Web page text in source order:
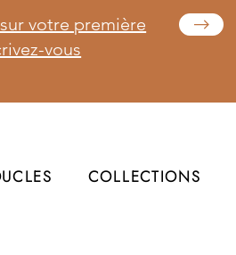
votre première
vous
COLLECTIONS